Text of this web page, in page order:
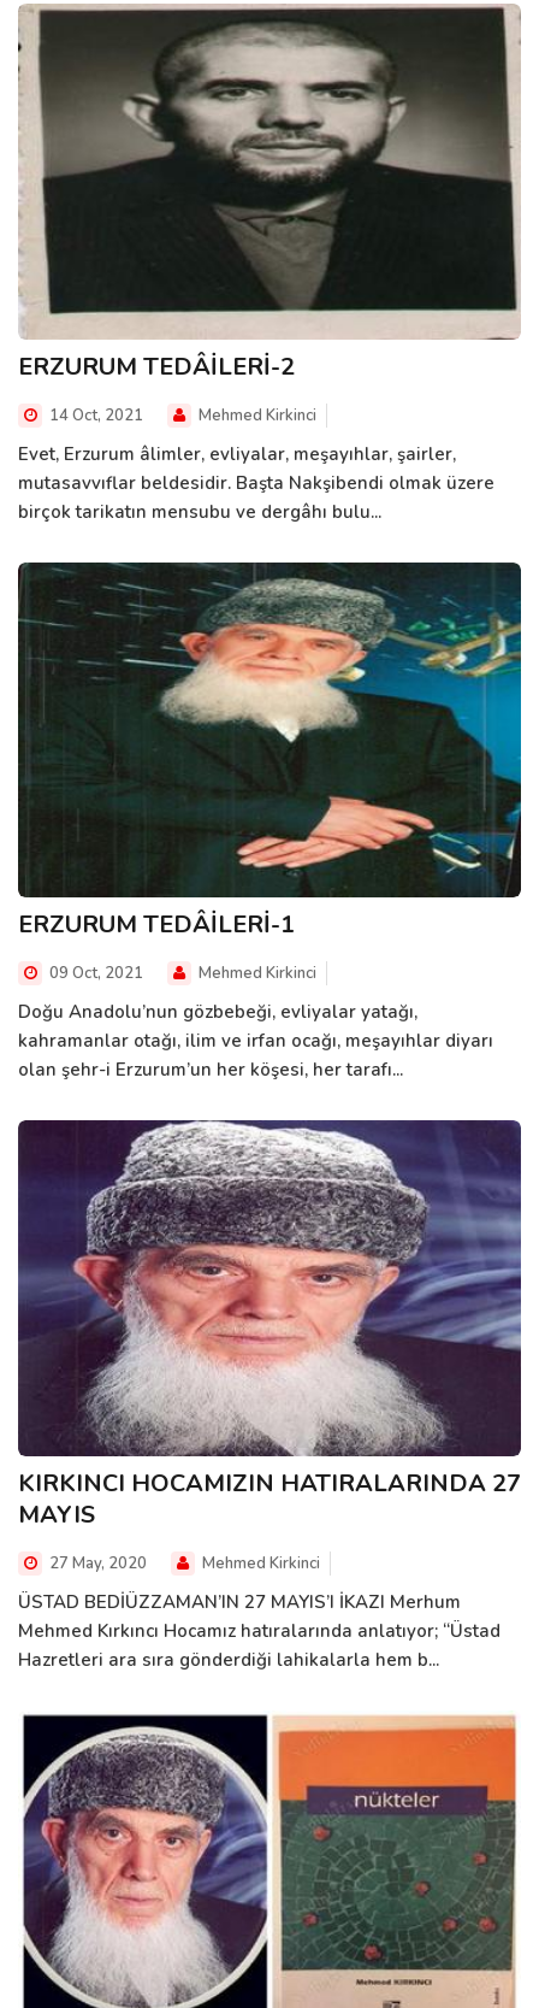
ERZURUM TEDÂİLERİ-2
14 Oct, 2021 Mehmed Kirkinci
Evet, Erzurum âlimler, evliyalar, meşayıhlar, şairler,
mutasavvıflar beldesidir. Başta Nakşibendi olmak üzere
birçok tarikatın mensubu ve dergâhı bulu...
ERZURUM TEDÂİLERİ-1
09 Oct, 2021 Mehmed Kirkinci
Doğu Anadolu’nun gözbebeği, evliyalar yatağı,
kahramanlar otağı, ilim ve irfan ocağı, meşayıhlar diyarı
olan şehr-i Erzurum’un her köşesi, her tarafı...
KIRKINCI HOCAMIZIN HATIRALARINDA 27
MAYIS
27 May, 2020 Mehmed Kirkinci
ÜSTAD BEDİÜZZAMAN’IN 27 MAYIS’I İKAZI Merhum
Mehmed Kırkıncı Hocamız hatıralarında anlatıyor; “Üstad
Hazretleri ara sıra gönderdiği lahikalarla hem b...